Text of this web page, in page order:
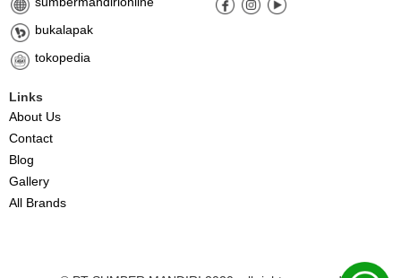
bukalapak
tokopedia
Links
About Us
Contact
Blog
Gallery
All Brands